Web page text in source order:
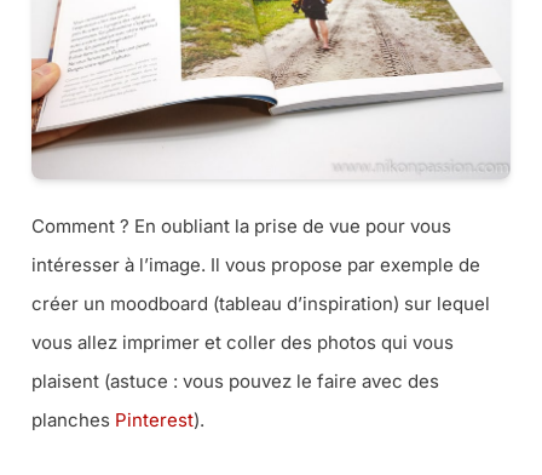
Comment ? En oubliant la prise de vue pour vous
intéresser à l’image. Il vous propose par exemple de
créer un moodboard (tableau d’inspiration) sur lequel
vous allez imprimer et coller des photos qui vous
plaisent (astuce : vous pouvez le faire avec des
planches Pinterest).